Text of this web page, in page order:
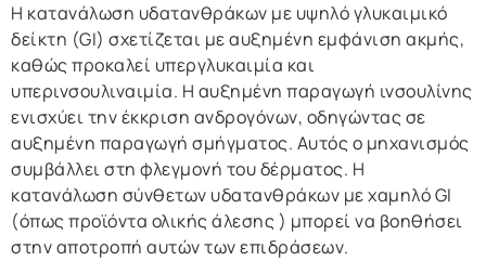
Η κατανάλωση υδατανθράκων με υψηλό γλυκαιμικό
δείκτη (GI) σχετίζεται με αυξημένη εμφάνιση ακμής,
καθώς προκαλεί υπεργλυκαιμία και
υπερινσουλιναιμία. Η αυξημένη παραγωγή ινσουλίνης
ενισχύει την έκκριση ανδρογόνων, οδηγώντας σε
αυξημένη παραγωγή σμήγματος. Αυτός ο μηχανισμός
συμβάλλει στη φλεγμονή του δέρματος. Η
κατανάλωση σύνθετων υδατανθράκων με χαμηλό GI
(όπως προϊόντα ολικής άλεσης ) μπορεί να βοηθήσει
στην αποτροπή αυτών των επιδράσεων.